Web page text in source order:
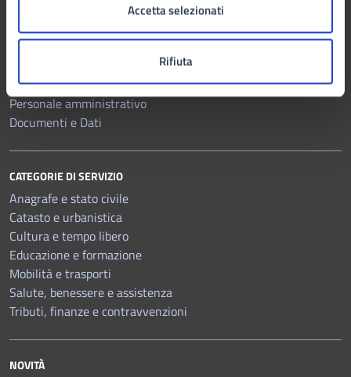
Accetta selezionati
Rifiuta
Aree amministrative
Uffici
Politici
Personale amministrativo
Documenti e Dati
CATEGORIE DI SERVIZIO
Anagrafe e stato civile
Catasto e urbanistica
Cultura e tempo libero
Educazione e formazione
Mobilità e trasporti
Salute, benessere e assistenza
Tributi, finanze e contravvenzioni
NOVITÀ